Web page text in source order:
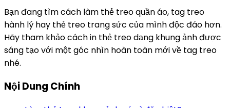
Bạn đang tìm cách làm thẻ treo quần áo, tag treo
hành lý hay thẻ treo trang sức của mình độc đáo hơn.
Hãy tham khảo cách in thẻ treo dạng khung ảnh được
sáng tạo với một góc nhìn hoàn toàn mới về tag treo
nhé.
Nội Dung Chính